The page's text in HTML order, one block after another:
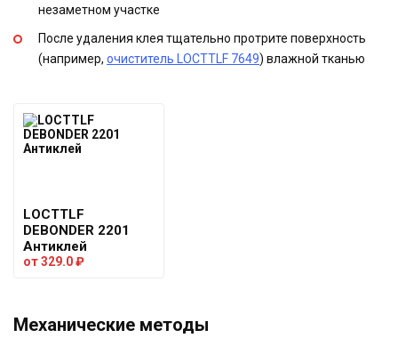
незаметном участке
После удаления клея тщательно протрите поверхность
(например, очиститель LOCTTLF 7649) влажной тканью
LOCTTLF
DEBONDER 2201
Антиклей
от329.0₽
Механические методы